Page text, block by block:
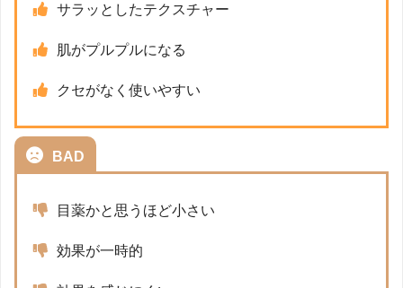
サラッとしたテクスチャー
肌がプルプルになる
クセがなく使いやすい
BAD
目薬かと思うほど小さい
効果が一時的